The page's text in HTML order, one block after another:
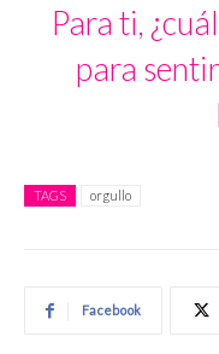
Para ti,
para
TAGS orgullo
Facebook